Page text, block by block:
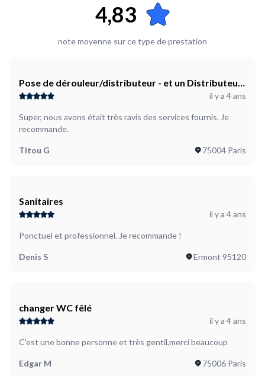
4,83
note moyenne sur ce type de prestation
Pose de dérouleur/distributeur - et un Distributeur
de savon
il y a 4 ans
Super, nous avons était très ravis des services fournis. Je
recommande.
Titou G 75004 Paris
Sanitaires
il y a 4 ans
Ponctuel et professionnel. Je recommande !
Denis S Ermont 95120
changer WC fêlé
il y a 4 ans
C'est une bonne personne et très gentil,merci beaucoup
Edgar M 75006 Paris